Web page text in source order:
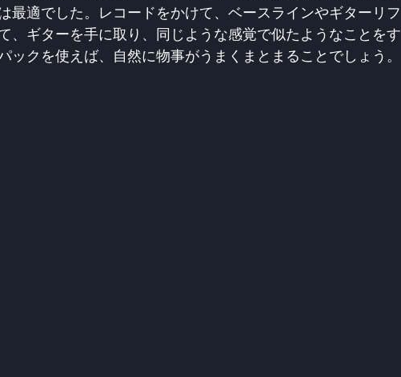
最適でした。レコードをかけて、ベースラインやギターリフ
、ギターを手に取り、同じような感覚で似たようなことをす
ックを使えば、自然に物事がうまくまとまることでしょう。